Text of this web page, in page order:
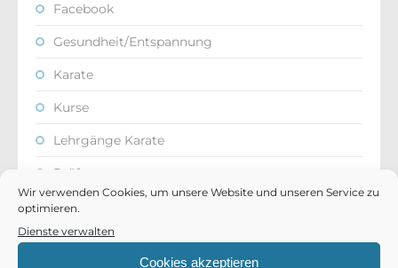
Wir verwenden Cookies, um unsere Website und unseren Service zu
optimieren.
Dienste verwalten
Cookies akzeptieren
Facebook
Gesundheit/Entspannung
Karate
Kurse
Lehrgänge Karate
Prüfungen
Selbstverteidigung
SV-Kurse